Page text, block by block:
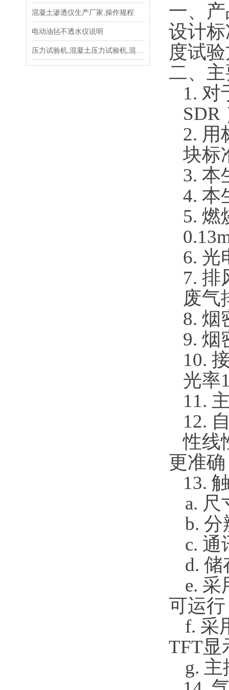
混凝土渗透仪生产厂家,操作规程
电动油毡不透水仪说明
一、
设计
度试
二、
1. 对
SDR
2. 用
块标
3. 本
4. 本
5. 燃
6. 光
7. 排
废气
8. 烟
9. 烟
10.
光率
11.
12.
性线
更准
13.
a. 尺
b. 分
c. 通
d. 储
e.
可运行
f. 采
TFT显
g.